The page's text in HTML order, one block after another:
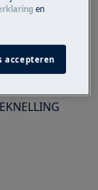
en
accepteren